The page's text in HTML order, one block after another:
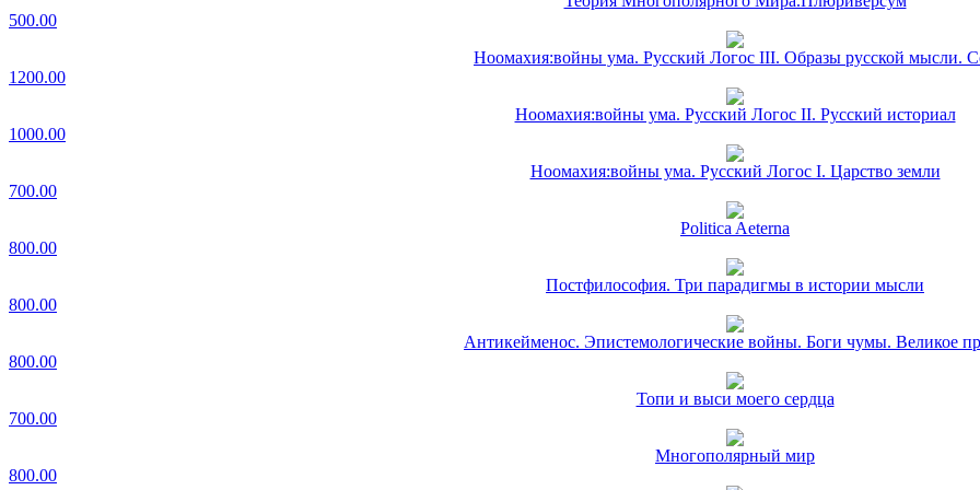
500.00
Ноомахия:войны ума. Русский Логос III. Образы русской мысли.
1200.00
Ноомахия:войны ума. Русский Логос II. Русский историал
1000.00
Ноомахия:войны ума. Русский Логос I. Царство земли
700.00
Politica Aeterna
800.00
Постфилософия. Три парадигмы в истории мысли
800.00
Антикейменос. Эпистемологические войны. Боги чумы. Великое
800.00
Топи и выси моего сердца
700.00
Многополярный мир
800.00